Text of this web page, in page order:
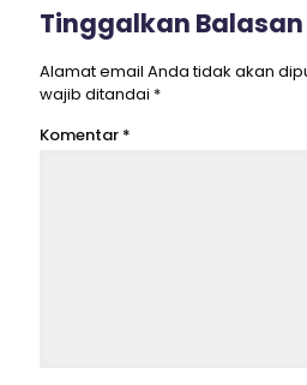
Tinggalkan Balasan
Alamat email Anda tidak akan
wajib ditandai *
Komentar *